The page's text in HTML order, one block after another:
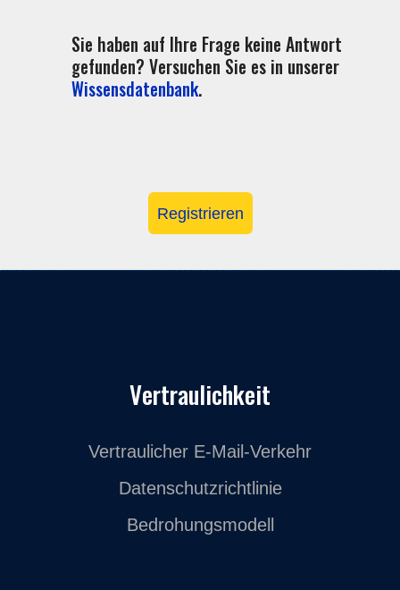
Sie haben auf Ihre Frage keine Antwort
gefunden? Versuchen Sie es in unserer
Wissensdatenbank.
Registrieren
Vertraulichkeit
Vertraulicher E-Mail-Verkehr
Datenschutzrichtlinie
Bedrohungsmodell